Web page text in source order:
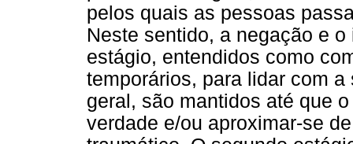
pelos quais as pessoas
Neste sentido, a negação e
estágio, entendidos como
temporários, para lidar com
geral, são mantidos até que
verdade e/ou aproximar-se